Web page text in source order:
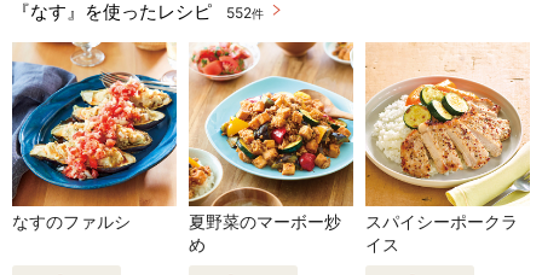
『なす』を使ったレシピ 552件
なすのファルシ
夏野菜のマーボー炒
め
スパイシーポークラ
イス